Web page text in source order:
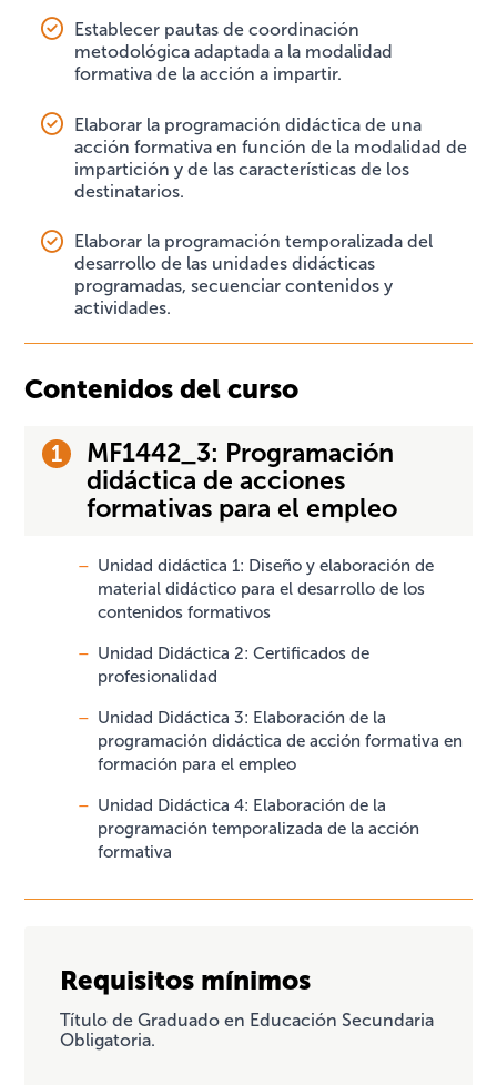
Establecer pautas de coordinación
metodológica adaptada a la modalidad
formativa de la acción a impartir.
Elaborar la programación didáctica de una
acción formativa en función de la modalidad de
impartición y de las características de los
destinatarios.
Elaborar la programación temporalizada del
desarrollo de las unidades didácticas
programadas, secuenciar contenidos y
actividades.
Contenidos del curso
MF1442_3: Programación
didáctica de acciones
formativas para el empleo
Unidad didáctica 1: Diseño y elaboración de
material didáctico para el desarrollo de los
contenidos formativos
Unidad Didáctica 2: Certificados de
profesionalidad
Unidad Didáctica 3: Elaboración de la
programación didáctica de acción formativa en
formación para el empleo
Unidad Didáctica 4: Elaboración de la
programación temporalizada de la acción
formativa
Requisitos mínimos
Título de Graduado en Educación Secundaria
Obligatoria.